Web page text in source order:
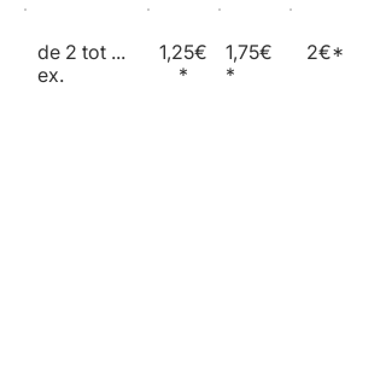
de 2 tot ...
ex.
1,25€
*
1,75€
*
2€*